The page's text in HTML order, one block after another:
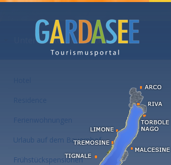
Unterkünfte am Gardasee
Ferienwohnungen
Urlaub auf dem Bauernhof
Frühstückspensionen